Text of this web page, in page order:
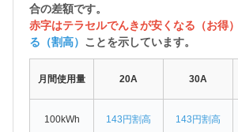
合の差額です。
赤字はテラセルでんきが安くなる（お得）
る（割高） ことを示しています。
月間使用量 20A 30A
100kWh 143円割高 143円割高